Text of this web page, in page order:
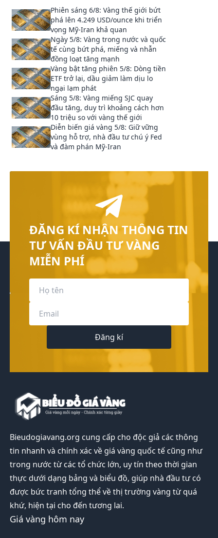
Phiên sáng 6/8: Vàng thế giới bứt
phá lên 4.249 USD/ounce khi triển
vọng Mỹ-Iran khả quan
Ngày 5/8: Vàng trong nước và quốc
tế cùng bứt phá, miếng và nhẫn
đồng loạt tăng mạnh
Vàng bật tăng phiên 5/8: Dòng tiền
ETF trở lại, dầu giảm làm dịu lo
ngại lạm phát
Sáng 5/8: Vàng miếng SJC quay
đầu tăng, duy trì khoảng cách hơn
10 triệu so với vàng thế giới
Diễn biến giá vàng 5/8: Giữ vững
vùng hỗ trợ, nhà đầu tư chú ý Fed
và đàm phán Mỹ‑Iran
ĐĂNG KÍ NHẬN THÔNG TIN
TƯ VẤN ĐẦU TƯ VÀNG
MIỄN PHÍ
Đăng kí
Bieudogiavang.org cung cấp cho độc giả các thông
tin nhanh và chính xác về giá vàng quốc tế cũng như
trong nước từ các tổ chức lớn, uy tín theo thời gian
thực dưới dạng bảng và biểu đồ, giúp nhà đầu tư có
được bức tranh tổng thể về thị trường vàng từ quá
khứ, hiện tại cho đến tương lai.
Giá vàng hôm nay